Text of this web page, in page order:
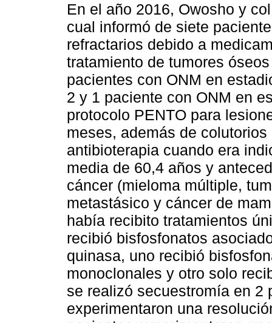
En el año 2016, Owosho y
cual informó de siete
refractarios debido a
tratamiento de tumores
pacientes con ONM en
2 y 1 paciente con ONM en
protocolo PENTO para
meses, además de
antibioterapia cuando era
media de 60,4 años y
cáncer (mieloma múltiple,
metastásico y cáncer de
había recibito tratamientos
recibió bisfosfonatos
quinasa, uno recibió
monoclonales y otro solo
se realizó secuestromía en 2
experimentaron una